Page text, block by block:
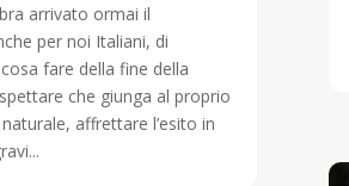
arrivato ormai il
per noi Italiani, di
fare della fine della
che giunga al proprio
affrettare l’esito in